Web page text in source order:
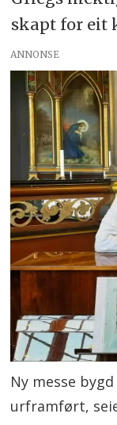
skapt for eit
ANNONSE
Ny messe
urframført,